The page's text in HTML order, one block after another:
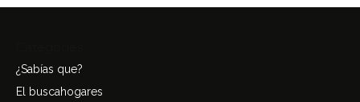
¿Sabías que?
El buscahogares